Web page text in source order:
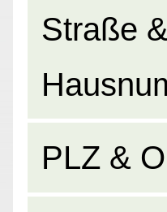
Straße &
PLZ &